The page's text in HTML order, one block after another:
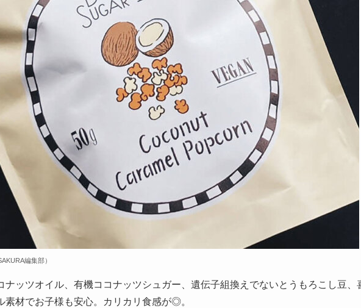
編集部）
ナッツオイル、有機ココナッツシュガー、遺伝子組換えでないとうもろこし豆、
材でお子様も安心。カリカリ食感が◎。